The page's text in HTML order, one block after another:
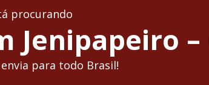
procurando
Jenipapeiro –
envia para todo Brasil!